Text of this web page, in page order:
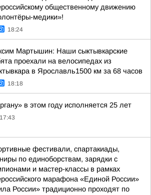
общественному движению
медики»!
18:24
Мартышин: Наши сыктывкарские
проехали на велосипедах из
в Ярославль1500 км за 68 часов
18:18
в этом году исполняется 25 лет
17:43
фестивали, спартакиады,
по единоборствам, зарядки с
и мастер-классы в рамках
марафона «Единой России»
России» традиционно проходят по